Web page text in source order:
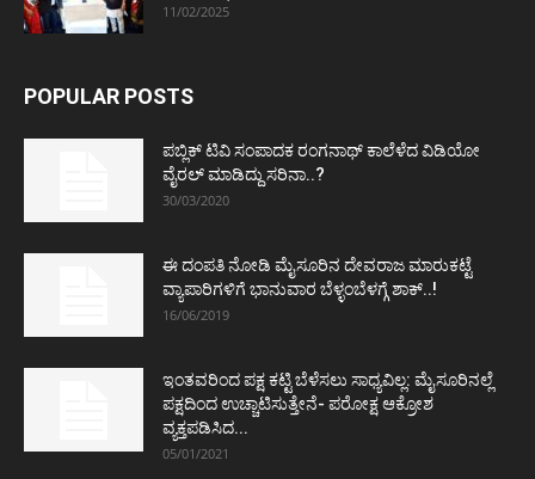
11/02/2025
POPULAR POSTS
ಪಬ್ಲಿಕ್ ಟಿವಿ ಸಂಪಾದಕ ರಂಗನಾಥ್ ಕಾಲೆಳೆದ ವಿಡಿಯೋ
ವೈರಲ್ ಮಾಡಿದ್ದು ಸರಿನಾ..?
30/03/2020
ಈ ದಂಪತಿ ನೋಡಿ ಮೈಸೂರಿನ ದೇವರಾಜ ಮಾರುಕಟ್ಟೆ
ವ್ಯಾಪಾರಿಗಳಿಗೆ ಭಾನುವಾರ ಬೆಳ್ಳಂಬೆಳಗ್ಗೆ ಶಾಕ್..!
16/06/2019
ಇಂತವರಿಂದ ಪಕ್ಷ ಕಟ್ಟಿ ಬೆಳೆಸಲು ಸಾಧ್ಯವಿಲ್ಲ: ಮೈಸೂರಿನಲ್ಲೆ
ಪಕ್ಷದಿಂದ ಉಚ್ಚಾಟಿಸುತ್ತೇನೆ- ಪರೋಕ್ಷ ಆಕ್ರೋಶ
ವ್ಯಕ್ತಪಡಿಸಿದ...
05/01/2021